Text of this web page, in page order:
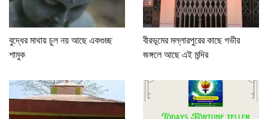
বুদ্ধের মাথায় চুল নয় আছে একগুচ্ছ
শামুক
বীরভূমের মল্লারপুরের কাছে গভীর
জঙ্গলে আছে এই মন্দির